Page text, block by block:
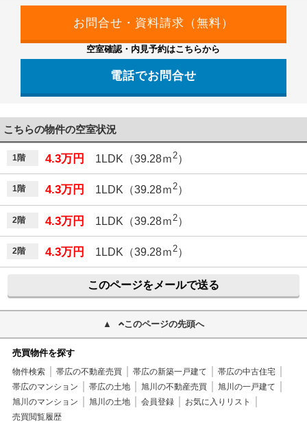
空室確認・内見予約はこちらから
電話でお問合せ
こちらの物件の空室状況
1階 4.3万円 1LDK（39.28ｍ2）
1階 4.3万円 1LDK（39.28ｍ2）
2階 4.3万円 1LDK（39.28ｍ 2）
2階 4.3万円 1LDK（39.28ｍ 2）
このページをメールで送る
このページの先頭へ
売買物件を探す
物件検索 帯広の不動産売買 帯広の新築一戸建て
帯広の中古住宅
帯広のマンション
帯広の土地 旭川の不動産売買
旭川の一戸建て
旭川のマンション
旭川の土地 会員登録
お気に入りリスト
売買閲覧履歴